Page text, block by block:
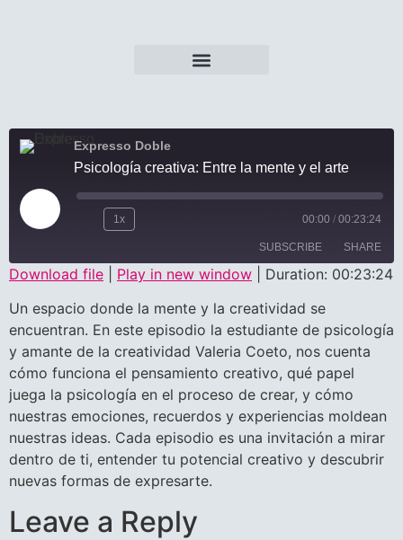
Expresso Doble
Psicología creativa: Entre la mente y el arte
1x 00:00 / 00:23:24
SUBSCRIBE SHARE
RSS FEED
LINK
EMBED
Download file Play in new window
Duration: 00:23:24
Un espacio donde la mente y la creatividad se
encuentran. En este episodio la estudiante de psicología
y amante de la creatividad Valeria Coeto, nos cuenta
cómo funciona el pensamiento creativo, qué papel
juega la psicología en el proceso de crear, y cómo
nuestras emociones, recuerdos y experiencias moldean
nuestras ideas. Cada episodio es una invitación a mirar
dentro de ti, entender tu potencial creativo y descubrir
nuevas formas de expresarte.
Leave a Reply